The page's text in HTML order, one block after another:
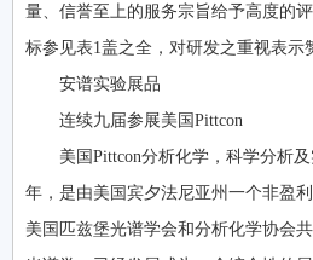
量、信誉至上的服务宗旨给予高度的
标参见表1盖之全，对研发之重视表示
安谱实验展品
连续九届参展美国Pittcon
美国Pittcon分析化学，科学分析
年，是由美国宾夕法尼亚州一个非盈
美国匹兹堡光谱学会和分析化学协会